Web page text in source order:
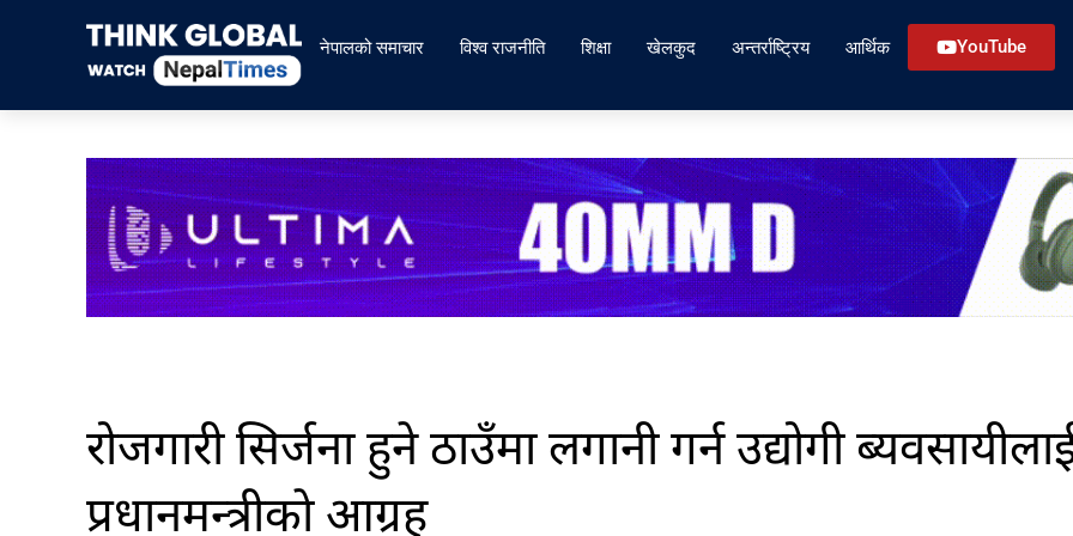
नेपालको समाचार विश्व राजनीति शिक्षा खेलकुद अन्तर्राष्ट्रिय आर्थिक YouTube
रोजगारी सिर्जना हुने ठाउँमा लगानी गर्न उद्योगी
प्रधानमन्त्रीकाे आग्रह